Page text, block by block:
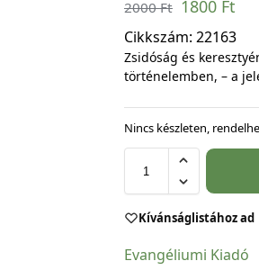
2000Ft 1800 Ft
Cikkszám: 22163
Zsidóság és
történelemben, – a
Nincs készleten,
Kívánságlistához ad
Evangéliumi Kiadó